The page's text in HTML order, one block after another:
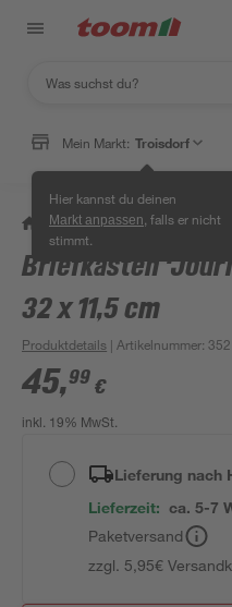
Mein Markt: Troisdorf
Hier kannst du deinen
Markt anpassen , falls er nicht
stimmt.
/ Werkstatt & Maschinen /
Briefkasten
32 x 11,5 cm
Produktdetails | Artikelnummer:
45,99 €
inkl. 19% MwSt.
Lieferung nach
Lieferzeit: ca. 5-7
Paketversand
zzgl. 5,95€